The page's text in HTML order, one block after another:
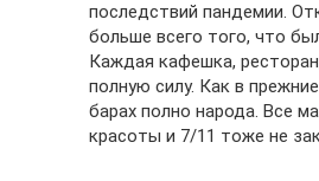
последствий пандемии.
больше всего того, что
Каждая кафешка,
полную силу. Как в
барах полно народа. Все
красоты и 7/11 тоже не